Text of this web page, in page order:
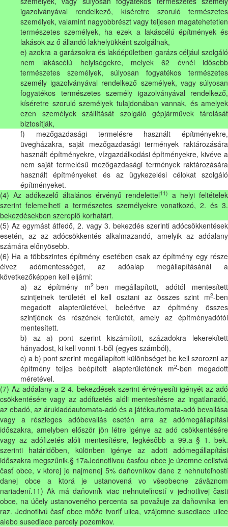
igazolványával rendelkező, kíséretre szoruló természetes
személyek, valamint nagyobbrészt vagy teljesen magatehetetlen
természetes személyek, ha ezek a lakáscélú építmények és
lakások az ő állandó lakhelyükként szolgálnak,
e) azokra a garázsokra és lakóépületben garázs céljául szolgáló
nem lakáscélú helyiségekre, melyek 62 évnél idősebb
természetes személyek, súlyosan fogyatékos természetes
személy igazolványával rendelkező személyek, vagy súlyosan
fogyatékos természetes személy igazolványával rendelkező,
kíséretre szoruló személyek tulajdonában vannak, és amelyek
ezen személyek szállítását szolgáló gépjárművek tárolását
biztosítják,
f) mezőgazdasági termelésre használt építményekre,
üvegházakra, saját mezőgazdasági termények raktározására
használt építményekre, vízgazdálkodási építményekre, kivéve a
nem saját termelésű mezőgazdasági termények raktározására
használt építményeket és az ügykezelési célokat szolgáló
építményeket.
(4) Az adókezelő általános érvényű rendelettel11) a helyi feltételek
szerint felemelheti a természetes személyekre vonatkozó, 2. és 3.
bekezdésekben szereplő korhatárt.
(5) Az egymást átfedő, 2. vagy 3. bekezdés szerinti adócsökkentések
esetén, az az adócsökkentés alkalmazandó, amelyik az adóalany
számára előnyösebb.
(6) Ha a többszintes építmény esetében csak az építmény egy része
élvez adómentességet, az adóalap megállapításánál a
következőképpen kell eljárni:
a) az építmény m2-ben megállapított, adótól mentesített
szintjeinek területét el kell osztani az összes szint m2-ben
megadott alapterületével, beleértve az építmény összes
szintjének és részének területét, amely az építményadótól
mentesített.
b) az a) pont szerint kiszámított, századokra lekerekített
hányadost, ki kell vonni 1-ből (egyes számból),
c) a b) pont szerint megállapított különbséget be kell szorozni az
építmény teljes beépített alapterületének m2-ben megadott
méretével.
(7) Az adóalany a 2-4. bekezdések szerint érvényesíti igényét az adó
csökkentésére vagy az adófizetés alóli mentesítésre az ingatlanadó,
az ebadó, az árukiadóautomata-adó és a játékautomata-adó bevallása
vagy a részleges adóbevallás esetén arra az adómegállapítási
időszakra, amelyben először jön létre igénye az adó csökkentésére
vagy az adófizetés alóli mentesítésre, legkésőbb a 99.a § 1. bek.
szerinti határidőben, különben igénye az adott adómegállapítási
időszakra megszűnik.§ 17aJednotlivou časťou obce je územne celistvá
časť obce, v ktorej je najmenej 5% daňovníkov dane z nehnuteľností
danej obce a ktorá je ustanovená vo všeobecne záväznom
nariadení.11) Ak má daňovník viac nehnuteľností v jednotlivej časti
obce, na účely ustanoveného percenta sa považuje za daňovníka len
raz. Jednotlivú časť obce môže tvoriť ulica, vzájomne susediace ulice
alebo susediace parcely pozemkov.